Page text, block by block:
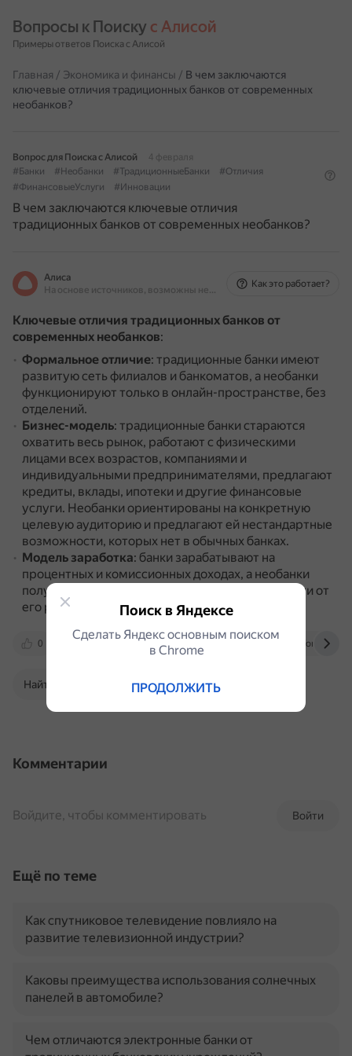
Вопросы к Поиску с Алисой
Примеры ответов Поиска с Алисой
Главная / Экономика и финансы / В чем заключаются
ключевые отличия традиционных банков от современных
необанков?
Вопрос для Поиска с Алисой
4 февраля
#Банки
#Необанки #ТрадиционныеБанки
#Отличия
#ФинансовыеУслуги
#Инновации
В чем заключаются ключевые отличия
традиционных банков от современных необанков?
Алиса
На основе источников, возможны неточности
Как это работает?
Ключевые отличия традиционных банков от
современных необанков:
Формальное отличие: традиционные банки имеют
развитую сеть филиалов и банкоматов, а необанки
функционируют только в онлайн-пространстве, без
отделений.
Бизнес-модель: традиционные банки стараются
охватить весь рынок, работают с физическими
лицами всех возрастов, компаниями и
индивидуальными предпринимателями, предлагают
кредиты, вклады, ипотеки и другие финансовые
услуги. Необанки ориентированы на конкретную
целевую аудиторию и предлагают ей нестандартные
возможности, которых нет в обычных банках.
Модель заработка: банки зарабатывают на
процентных и комиссионных доходах, а необанки
получают капитал от инвесторов и в зависимости от
его размера формируют тарифы для клиентов.
0 nvjournal.ru www.forbes.ru
Найти в Поиске
Комментарии
Войти
Войдите, чтобы комментировать
Ещё по теме
Как спутниковое телевидение повлияло на
развитие телевизионной индустрии?
Каковы преимущества использования солнечных
панелей в автомобиле?
Чем отличаются электронные банки от
Поиск в Яндексе
Сделать Яндекс основным поиском
в Сhrome
ПРОДОЛЖИТЬ